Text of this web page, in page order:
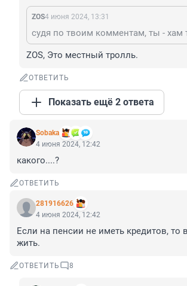
ZOS4 июня 2024, 13:31
судя по твоим комментам, ты - хам
ZOS, Это местный тролль.
ОТВЕТИТЬ
Показать ещё 2 ответа
Sobaka
4 июня 2024, 12:42
какого....?
ОТВЕТИТЬ
281916626
4 июня 2024, 12:42
Если на пенсии не иметь кредитов,
жить.
ОТВЕТИТЬ 8